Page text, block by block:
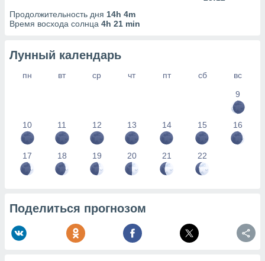
Продолжительность дня 14h 4m
Время восхода солнца 4h 21 min
Лунный календарь
пн вт ср чт пт сб
вс
9
10 11 12 13 14 15 16
17 18 19 20 21 22
Поделиться прогнозом